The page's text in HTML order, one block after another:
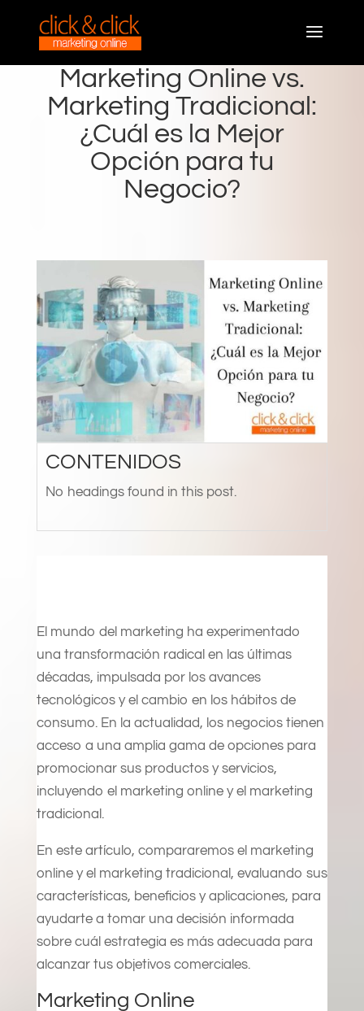
Marketing Online vs.
Marketing Tradicional:
¿Cuál es la Mejor
Opción para tu
Negocio?
CONTENIDOS
No headings found in this post.
El mundo del marketing ha experimentado
una transformación radical en las últimas
décadas, impulsada por los avances
tecnológicos y el cambio en los hábitos de
consumo. En la actualidad, los negocios tienen
acceso a una amplia gama de opciones para
promocionar sus productos y servicios,
incluyendo el marketing online y el marketing
tradicional.
En este artículo, compararemos el marketing
online y el marketing tradicional, evaluando sus
características, beneficios y aplicaciones, para
ayudarte a tomar una decisión informada
sobre cuál estrategia es más adecuada para
alcanzar tus objetivos comerciales.
Marketing Online